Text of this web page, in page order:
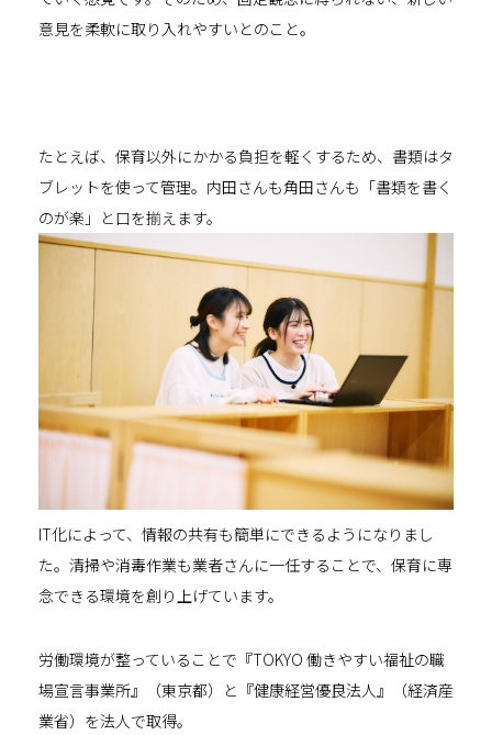
意見を柔軟に取り入れやすいとのこと。
たとえば、保育以外にかかる負担を軽くするため、書類はタ
ブレットを使って管理。内田さんも角田さんも「書類を書く
のが楽」と口を揃えます。
IT化によって、情報の共有も簡単にできるようになりまし
た。清掃や消毒作業も業者さんに一任することで、保育に専
念できる環境を創り上げています。
労働環境が整っていることで『TOKYO 働きやすい福祉の職
場宣言事業所』（東京都）と『健康経営優良法人』（経済産
業省）を法人で取得。